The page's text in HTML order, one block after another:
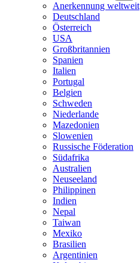
Anerkennung weltweit
Deutschland
Österreich
USA
Großbritannien
Spanien
Italien
Portugal
Belgien
Schweden
Niederlande
Mazedonien
Slowenien
Russische Föderation
Südafrika
Australien
Neuseeland
Philippinen
Indien
Nepal
Taiwan
Mexiko
Brasilien
Argentinien